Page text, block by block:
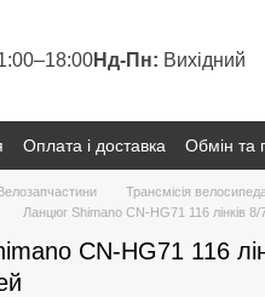
Нд-Пн: Вихідний
Оплата і доставка
Обмін та
Трансмісія велосипеда
Ланцюг Shimano CN-HG71 116 лінків
CN-HG71 116